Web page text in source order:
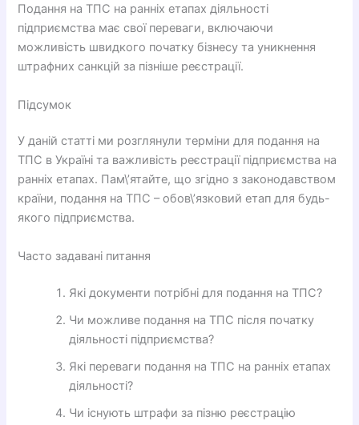
Подання на ТПС на ранніх етапах діяльності
підприємства має свої переваги, включаючи
можливість швидкого початку бізнесу та уникнення
штрафних санкцій за пізніше реєстрації.
Підсумок
У даній статті ми розглянули терміни для подання на
ТПС в Україні та важливість реєстрації підприємства на
ранніх етапах. Пам\’ятайте, що згідно з законодавством
країни, подання на ТПС – обов\’язковий етап для будь-
якого підприємства.
Часто задавані питання
Які документи потрібні для подання на ТПС?
Чи можливе подання на ТПС після початку
діяльності підприємства?
Які переваги подання на ТПС на ранніх етапах
діяльності?
Чи існують штрафи за пізню реєстрацію